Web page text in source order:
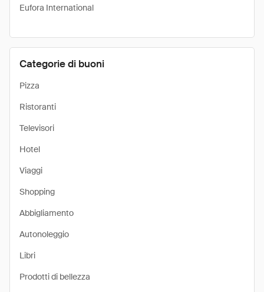
Eufora International
Categorie di buoni
Pizza
Ristoranti
Televisori
Hotel
Viaggi
Shopping
Abbigliamento
Autonoleggio
Libri
Prodotti di bellezza